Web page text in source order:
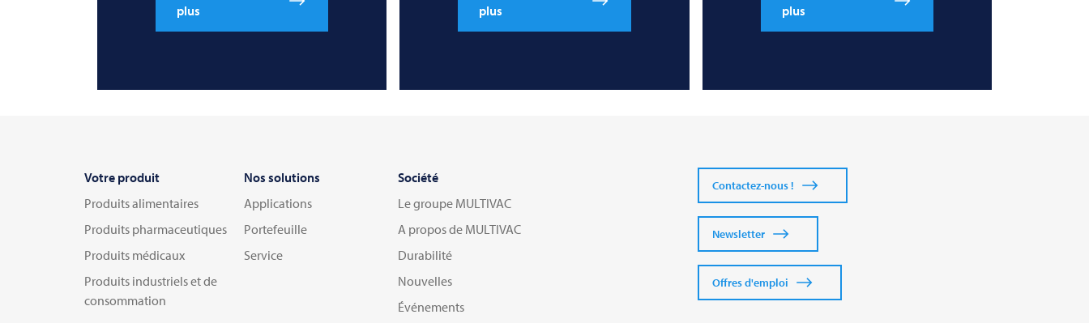
plus
plus
plus
Votre produit
Produits alimentaires
Produits pharmaceutiques
Produits médicaux
Produits industriels et de
consommation
Nos solutions
Applications
Portefeuille
Service
Société
Le groupe MULTIVAC
A propos de MULTIVAC
Durabilité
Nouvelles
Événements
Contactez-nous !
Newsletter
Offres d'emploi